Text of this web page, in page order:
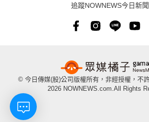
追蹤NOWNEWS今日新聞
© 今日傳媒(股)公司版權所有，非經授權，不
2026 NOWNEWS.com.All Rights